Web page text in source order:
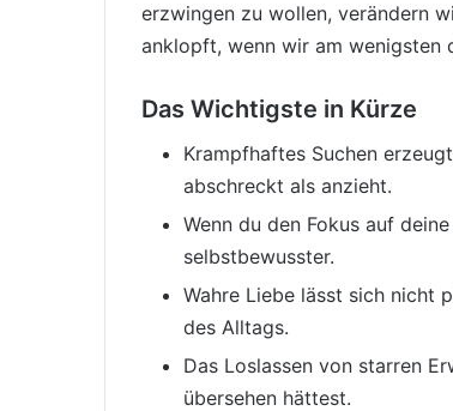
erzwingen zu wollen, verändern
anklopft, wenn wir am wenigsten
Das Wichtigste in Kürze
Krampfhaftes Suchen
abschreckt als anzieht.
Wenn du den Fokus auf
selbstbewusster.
Wahre Liebe lässt sich nicht
des Alltags.
Das Loslassen von starren
übersehen hättest.